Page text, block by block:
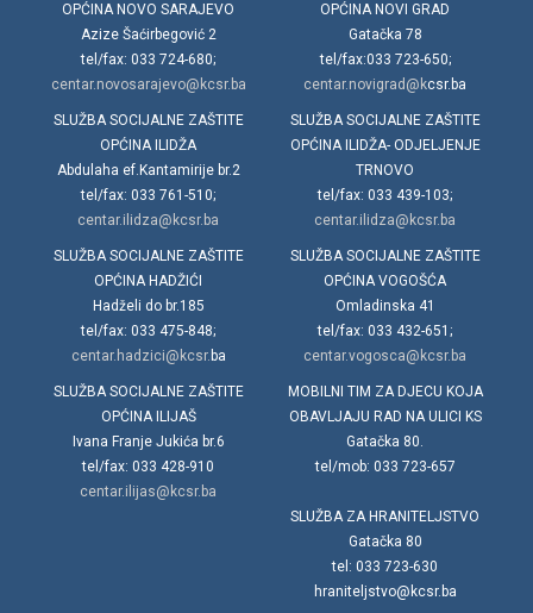
OPĆINA NOVO SARAJEVO
Azize Šaćirbegović 2
tel/fax: 033 724-680;
centar.novosarajevo@kcsr.ba
OPĆINA NOVI GRAD
Gatačka 78
tel/fax:033 723-650;
centar.novigrad@kcsr.ba
SLUŽBA SOCIJALNE ZAŠTITE
OPĆINA ILIDŽA
Abdulaha ef.Kantamirije br.2
tel/fax: 033 761-510;
centar.ilidza@kcsr.ba
SLUŽBA SOCIJALNE ZAŠTITE
OPĆINA ILIDŽA- ODJELJENJE
TRNOVO
tel/fax: 033 439-103;
centar.ilidza@kcsr.ba
SLUŽBA SOCIJALNE ZAŠTITE
OPĆINA HADŽIĆI
Hadželi do br.185
tel/fax: 033 475-848;
centar.hadzici@kcsr. ba
SLUŽBA SOCIJALNE ZAŠTITE
OPĆINA VOGOŠĆA
Omladinska 41
tel/fax: 033 432-651;
centar.vogosca@kcsr.ba
SLUŽBA SOCIJALNE ZAŠTITE
OPĆINA ILIJAŠ
Ivana Franje Jukića br.6
tel/fax: 033 428-910
centar.ilijas@kcsr.ba
MOBILNI TIM ZA DJECU KOJA
OBAVLJAJU RAD NA ULICI KS
Gatačka 80.
tel/mob: 033 723-657
SLUŽBA ZA HRANITELJSTVO
Gatačka 80
tel: 033 723-630
hraniteljstvo@kcsr.ba